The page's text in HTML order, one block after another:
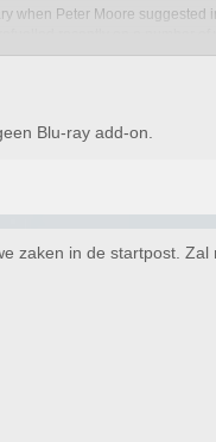
when Peter Moore
recently on a number
and have absolutely no
format as the best choice
Blu-ray add-on.
zaken in de startpost.